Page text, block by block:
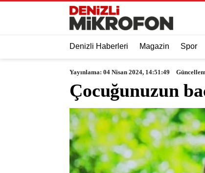
Denizli Haberleri Magazin Spor
Yayınlama: 04 Nisan 2024, 14:51:49
Çocuğunuzun